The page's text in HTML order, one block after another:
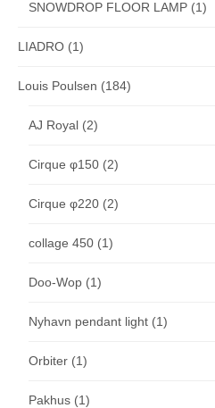
SNOWDROP FLOOR LAMP (1)
LIADRO (1)
Louis Poulsen (184)
AJ Royal (2)
Cirque φ150 (2)
Cirque φ220 (2)
collage 450 (1)
Doo-Wop (1)
Nyhavn pendant light (1)
Orbiter (1)
Pakhus (1)